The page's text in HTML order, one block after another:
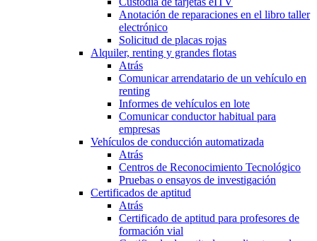
Anotación de reparaciones en el libro taller
electrónico
Solicitud de placas rojas
Alquiler, renting y grandes flotas
Atrás
Comunicar arrendatario de un vehículo en
renting
Informes de vehículos en lote
Comunicar conductor habitual para
empresas
Vehículos de conducción automatizada
Atrás
Centros de Reconocimiento Tecnológico
Pruebas o ensayos de investigación
Certificados de aptitud
Atrás
Certificado de aptitud para profesores de
formación vial